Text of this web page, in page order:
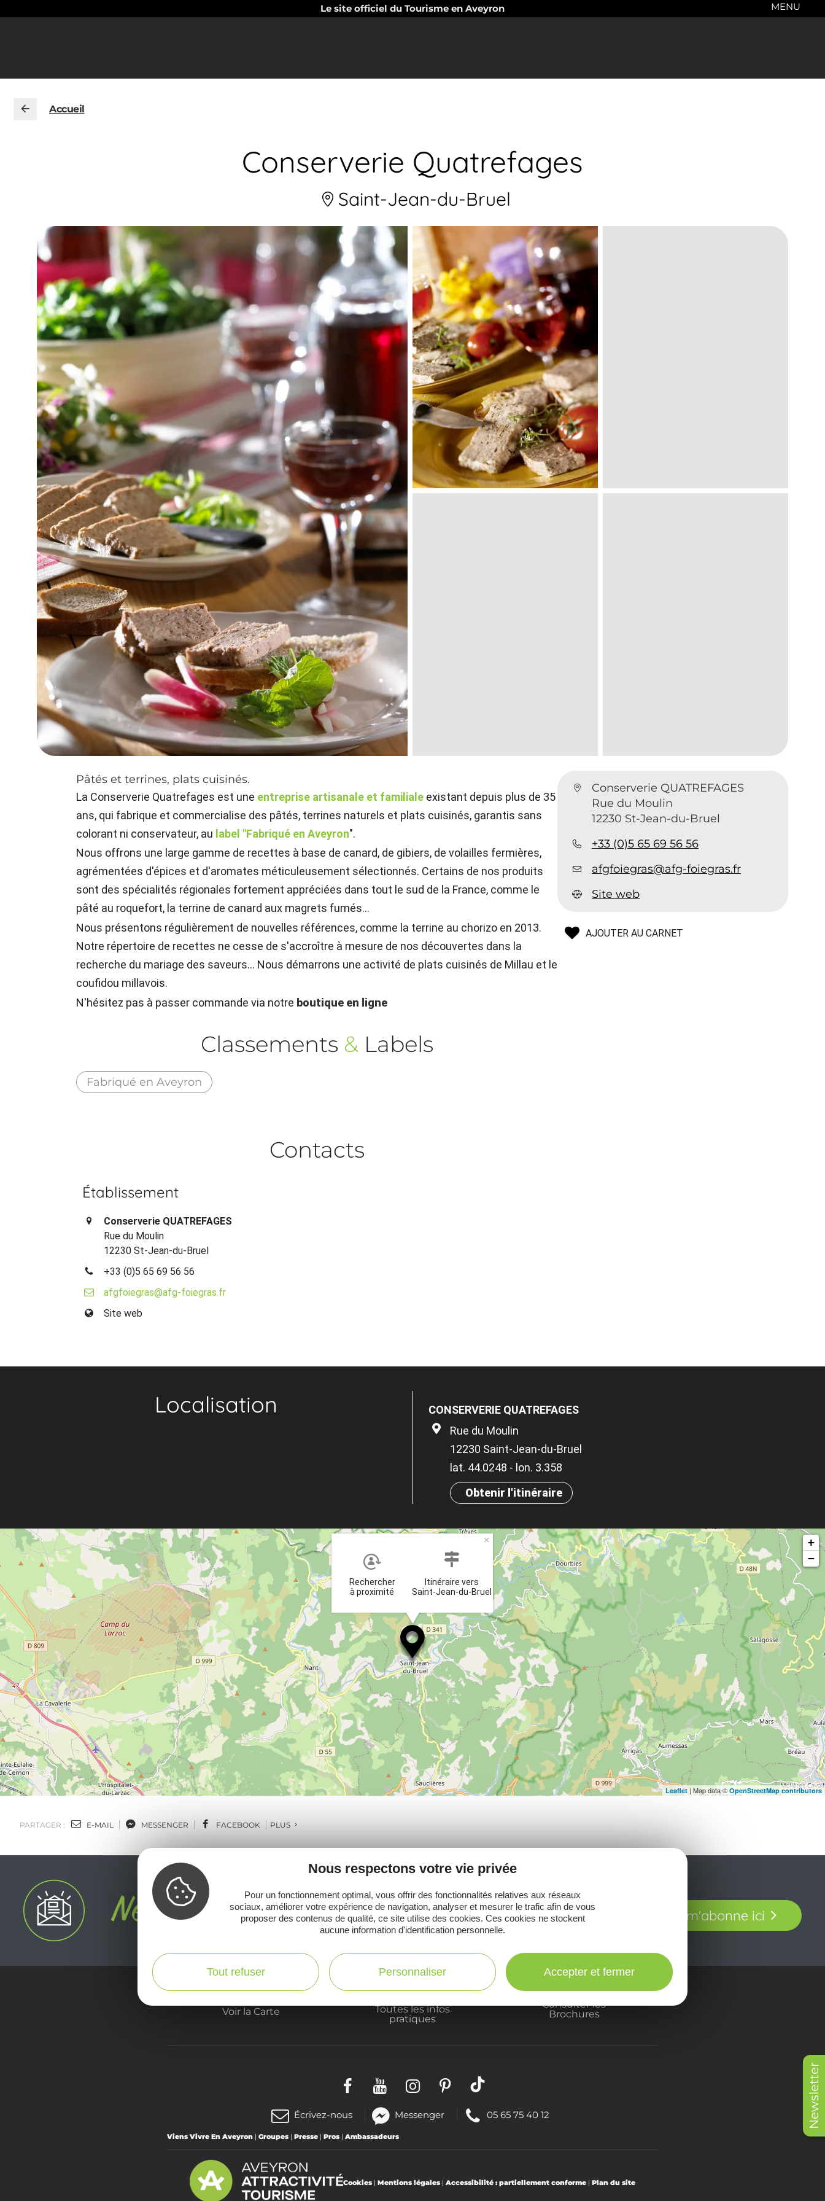
Le site officiel du Tourisme en Aveyron
Newsletter
MENU
Accueil
Conserverie Quatrefages
Saint-Jean-du-Bruel
Conserverie QUATREFAGES
Rue du Moulin
12230 St-Jean-du-Bruel
+33 (0)5 65 69 56 56
afgfoiegras@afg-foiegras.fr
Site web
AJOUTER AU CARNET
Pâtés et terrines, plats cuisinés.
La Conserverie Quatrefages est une entreprise artisanale et familiale existant depuis plus de 35
ans, qui fabrique et commercialise des pâtés, terrines naturels et plats cuisinés, garantis sans
colorant ni conservateur, au label "Fabriqué en Aveyron".
Nous offrons une large gamme de recettes à base de canard, de gibiers, de volailles fermières,
agrémentées d'épices et d'aromates méticuleusement sélectionnés. Certains de nos produits
sont des spécialités régionales fortement appréciées dans tout le sud de la France, comme le
pâté au roquefort, la terrine de canard aux magrets fumés...
Nous présentons régulièrement de nouvelles références, comme la terrine au chorizo en 2013.
Notre répertoire de recettes ne cesse de s'accroître à mesure de nos découvertes dans la
recherche du mariage des saveurs... Nous démarrons une activité de plats cuisinés de Millau et le
coufidou millavois.
N'hésitez pas à passer commande via notre boutique en ligne
Classements & Labels
Fabriqué en Aveyron
Contacts
Établissement
Conserverie QUATREFAGES
Rue du Moulin
12230 St-Jean-du-Bruel
+33 (0)5 65 69 56 56
afgfoiegras@afg-foiegras.fr
Site web
Localisation
CONSERVERIE QUATREFAGES
Rue du Moulin
12230 Saint-Jean-du-Bruel
lat. 44.0248 - lon. 3.358
Obtenir l'itinéraire
Rechercher
à proximité
Itinéraire vers
Saint-Jean-du-Bruel
×
+
−
Leaflet| Map data © OpenStreetMap contributors
PARTAGER : E-MAIL MESSENGER FACEBOOK PLUS
Ne manquez pas notre newsletter mensuelle et laissez-vous
inspirer pour profiter pleinement de votre séjour en Aveyron.
Je m'abonne ici
Voir la Carte
Toutes les infos
pratiques
Consulter les
Brochures
Écrivez-nous Messenger(nouvelle
fenêtre)
Téléphoner
05 65 75 40 12
Viens Vivre En Aveyron | Groupes | Presse | Pros | Ambassadeurs
Cookies | Mentions légales | Accessibilité : partiellement conforme | Plan du site
Nous respectons votre vie privée
Pour un fonctionnement optimal, vous offrir des fonctionnalités relatives aux réseaux
sociaux, améliorer votre expérience de navigation, analyser et mesurer le trafic afin de vous
proposer des contenus de qualité, ce site utilise des cookies. Ces cookies ne stockent
aucune information d'identification personnelle.
Tout refuser Personnaliser Accepter et fermer